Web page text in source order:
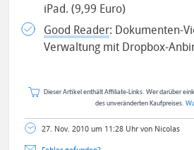
iPad. (9,99 Euro)
Good Reader: Dokumenten-
Verwaltung mit Dropbox-
Dieser Artikel enthält Affiliate-Links. Wer darüber
des unveränderten Kaufpreises.
27. Nov. 2010 um 11:28 Uhr von Nicolas